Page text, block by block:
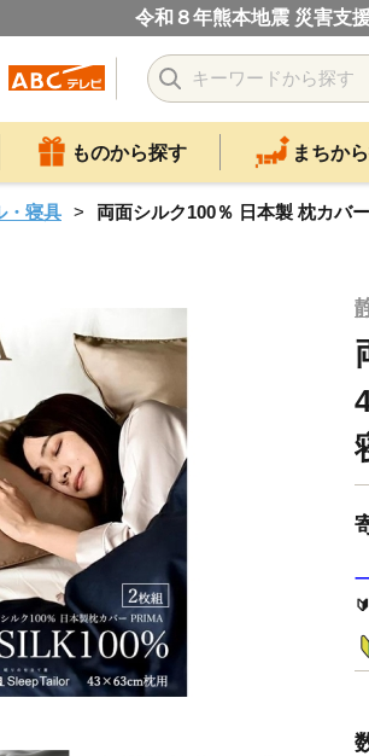
令和８年熊本地震 災害支
ものから探す まちか
・寝具 両面シルク100％ 日本製 枕カバ